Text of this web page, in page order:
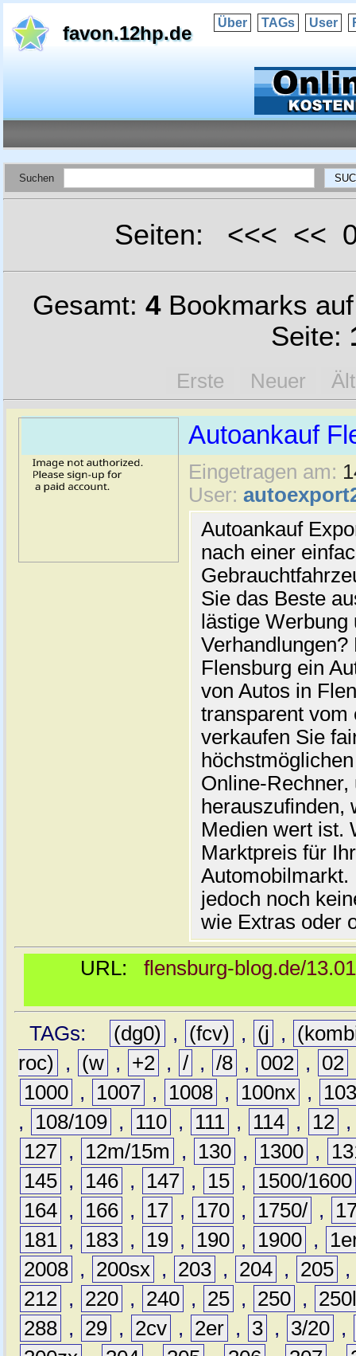
favon.12hp.de Über TAGs User
Suchen
Seiten: <<< <<
Gesamt: 4Bookmarks
Seite:
Erste Neuer
Autoankauf
Eingetragen am:
User:
Autoankauf
nach einer
Sie das Beste
lästige
Flensburg ein
von Autos in
transparent vom
verkaufen Sie
Online-
herauszufinden,
Medien wert ist.
Marktpreis für
jedoch noch
wie Extras oder
URL: flensburg-blog.de/
TAGs: (dg0) , (fcv) , (j ,
roc)
, (w , +2 , / , /8 , 002 , 02
1000 , 1007 , 1008 , 100nx ,
,
108/109 , 110 , 111 , 114 , 12
127 , 12m/15m , 130 , 1300 ,
145 , 146 , 147 , 15 ,
1500/1600
164 , 166 , 17 , 170 , 1750/ ,
181 , 183 , 19 , 190 , 1900 ,
2008 , 200sx , 203 , 204 , 205 ,
212 , 220 , 240 , 25 , 250 ,
288 , 29 , 2cv , 2er , 3 , 3/20 ,